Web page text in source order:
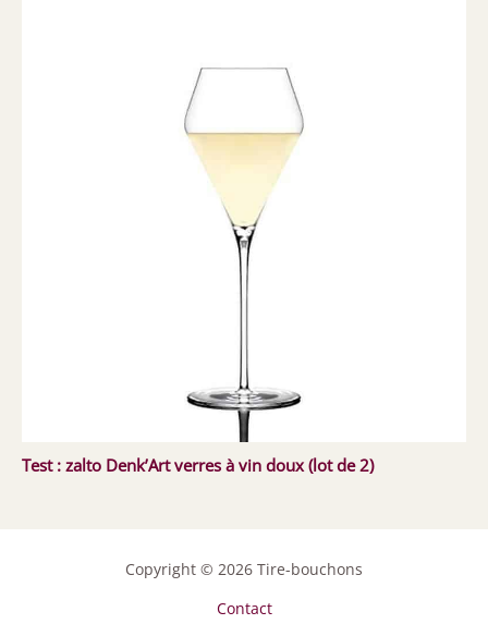
Test : zalto Denk’Art verres à vin doux (lot de 2)
Copyright © 2026 Tire-bouchons
Contact